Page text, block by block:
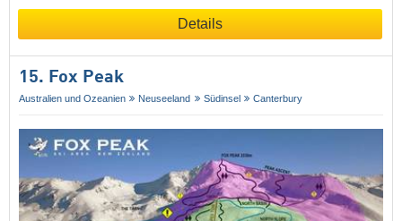
Details
15. Fox Peak
Australien und Ozeanien Neuseeland Südinsel Canterbury